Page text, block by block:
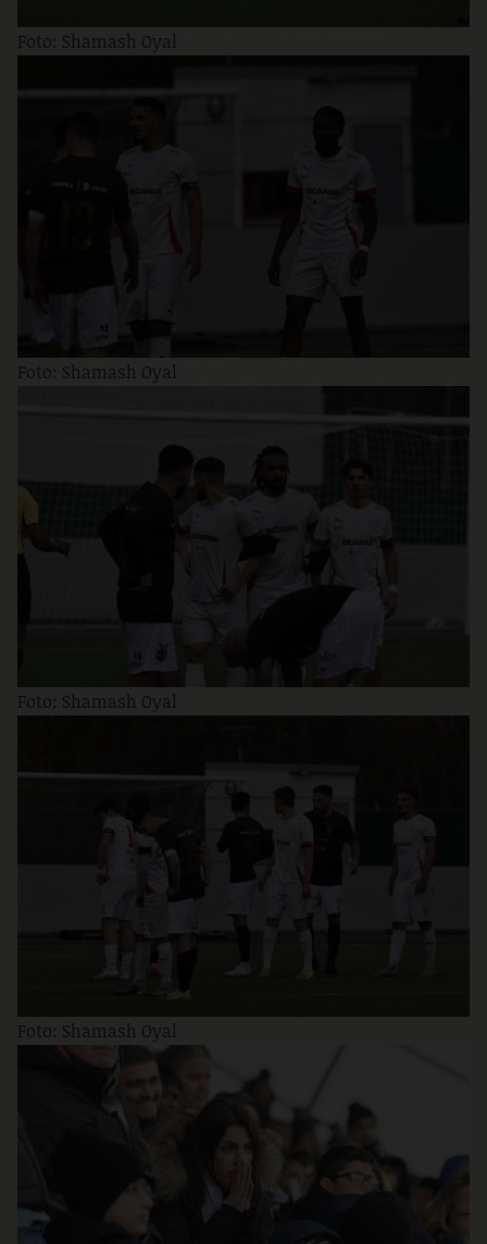
Foto: Shamash Oyal
Foto: Shamash Oyal
Foto: Shamash Oyal
Foto: Shamash Oyal